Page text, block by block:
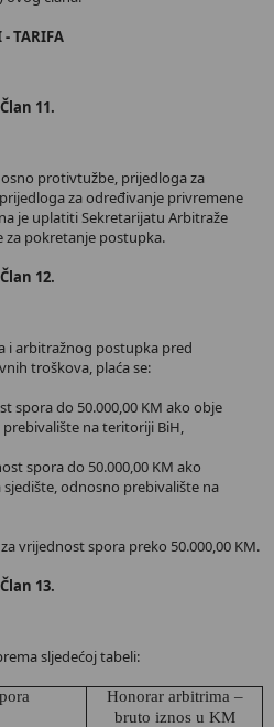
- TARIFA
Član 11.
protivtužbe, prijedloga za
za određivanje privremene
je uplatiti Sekretarijatu Arbitraže
za pokretanje postupka.
Član 12.
i arbitražnog postupka pred
troškova, plaća se:
spora do 50.000,00 KM ako obje
na teritoriji BiH,
spora do 50.000,00 KM ako
odnosno prebivalište na
vrijednost spora preko 50.000,00 KM.
Član 13.
sljedećoj tabeli:
Honorar arbitrima –
bruto iznos u KM